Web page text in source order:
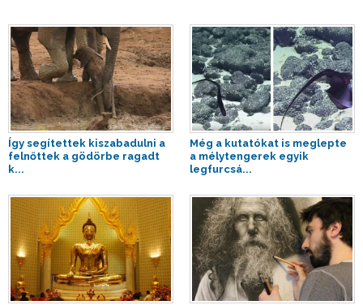
Így segítettek kiszabadulni a
felnőttek a gödörbe ragadt
k...
Még a kutatókat is meglepte
a mélytengerek egyik
legfurcsá...